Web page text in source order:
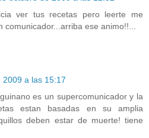
ver tus recetas pero leerte me
comunicador...arriba ese animo!!...
a las 15:17
es un supercomunicador y la
estan basadas en su amplia
deben estar de muerte! tiene